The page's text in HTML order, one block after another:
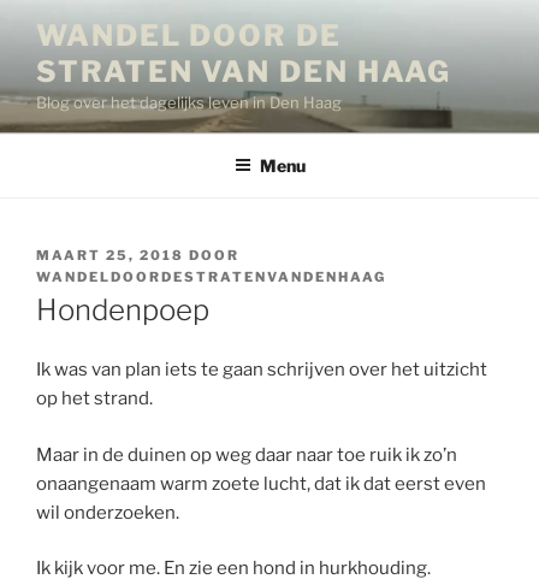
inhoud
WANDEL DOOR DE
STRATEN VAN DEN HAAG
Blog over het dagelijks leven in Den Haag
Menu
GEPLAATST
OP
MAART 25, 2018 DOOR
WANDELDOORDESTRATENVANDENHAAG
Hondenpoep
Ik was van plan iets te gaan schrijven over het uitzicht
op het strand.
Maar in de duinen op weg daar naar toe ruik ik zo’n
onaangenaam warm zoete lucht, dat ik dat eerst even
wil onderzoeken.
Ik kijk voor me. En zie een hond in hurkhouding.